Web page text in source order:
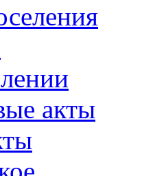
акты